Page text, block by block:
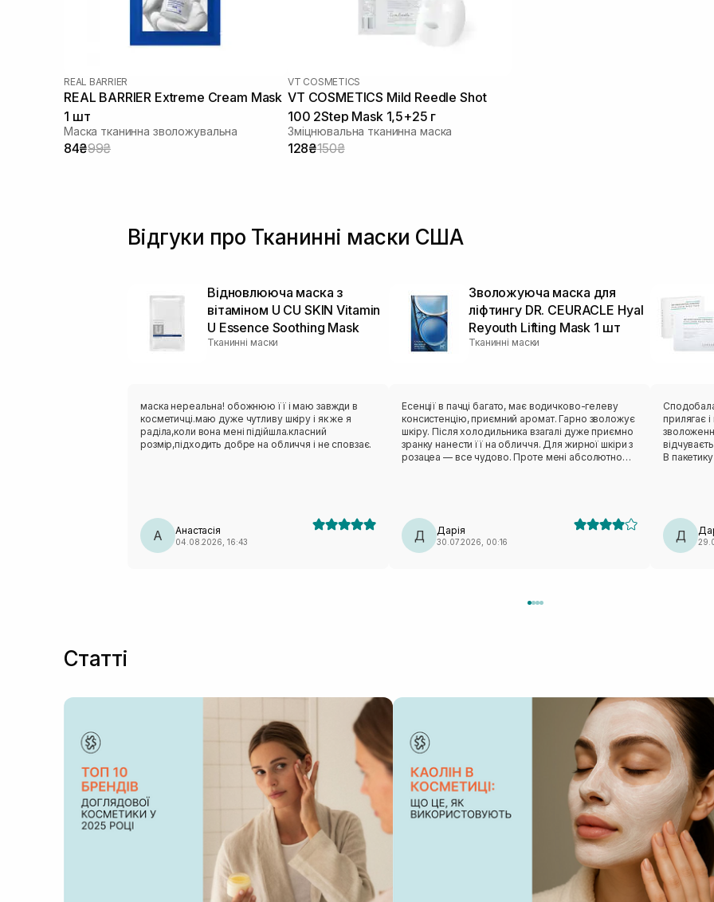
REAL BARRIER
REAL BARRIER Extreme Cream Mask
1 шт
Маска тканинна зволожувальна
84₴99₴
VT COSMETICS
VT COSMETICS Mild Reedle Shot
100 2Step Mask 1,5+25 г
Зміцнювальна тканинна маска
128₴150₴
Відгуки про Тканинні маски США
Відновлююча маска з
вітаміном U CU SKIN Vitamin
U Essence Soothing Mask
Тканинні маски
маска нереальна! обожнюю її і маю завжди в
косметичці.маю дуже чутливу шкіру і як же я
раділа,коли вона мені підійшла.класний
розмір,підходить добре на обличчя і не сповзає.
А Анастасія
04.08.2026, 16:43
Зволожуюча маска для
ліфтингу DR. CEURACLE Hyal
Reyouth Lifting Mask 1 шт
Тканинні маски
Есенції в пачці багато, має водичково-гелеву
консистенцію, приємний аромат. Гарно зволожує
шкіру. Після холодильника взагалі дуже приємно
зранку нанести її на обличчя. Для жирної шкіри з
розацеа — все чудово. Проте мені абсолютно
вдруге не повторю (лише через лекало).
Д Дарія
30.07.2026, 00:16
Сподобалася ця
прилягає і
В
класна
Д
Статті